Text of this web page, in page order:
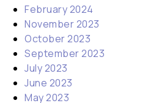
February 2024
November 2023
October 2023
September 2023
July 2023
June 2023
May 2023